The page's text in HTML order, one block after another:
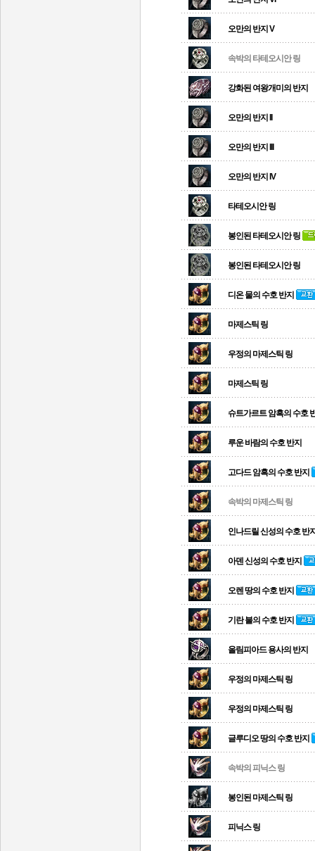
오만의 반지 V
속박의 타테오시안 링
강화된 여왕개미의 반지
오만의 반지 II
오만의 반지 III
오만의 반지 IV
타테오시안 링
봉인된 타테오시안 링
봉인된 타테오시안 링
디온 물의 수호 반지
마제스틱 링
우정의 마제스틱 링
마제스틱 링
슈트가르트 암흑의 수호
루운 바람의 수호 반지
고다드 암흑의 수호 반지
속박의 마제스틱 링
인나드릴 신성의 수호 반
아덴 신성의 수호 반지
오렌 땅의 수호 반지
기란 불의 수호 반지
올림피아드 용사의 반지
우정의 마제스틱 링
우정의 마제스틱 링
글루디오 땅의 수호 반지
속박의 피닉스 링
봉인된 마제스틱 링
피닉스 링